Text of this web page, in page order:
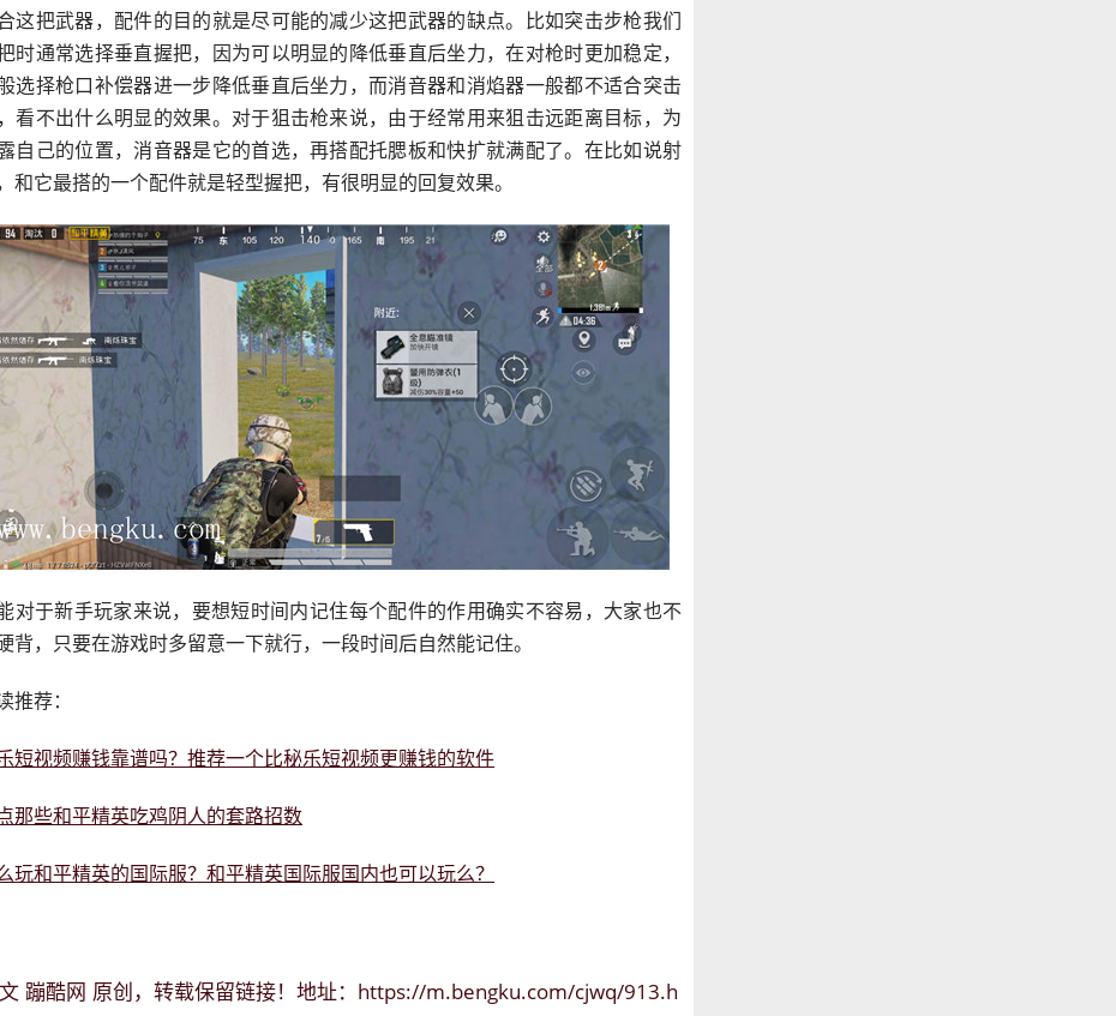
这把武器，配件的目的就是尽可能的减少这把武器的缺点。比如突击步枪我们
时通常选择垂直握把，因为可以明显的降低垂直后坐力，在对枪时更加稳定，
选择枪口补偿器进一步降低垂直后坐力，而消音器和消焰器一般都不适合突击
看不出什么明显的效果。对于狙击枪来说，由于经常用来狙击远距离目标，为
自己的位置，消音器是它的首选，再搭配托腮板和快扩就满配了。在比如说射
和它最搭的一个配件就是轻型握把，有很明显的回复效果。
对于新手玩家来说，要想短时间内记住每个配件的作用确实不容易，大家也不
背，只要在游戏时多留意一下就行，一段时间后自然能记住。
推荐：
短视频赚钱靠谱吗？推荐一个比秘乐短视频更赚钱的软件
那些和平精英吃鸡阴人的套路招数
玩和平精英的国际服？和平精英国际服国内也可以玩么？
蹦酷网 原创，转载保留链接！地址： https://m.bengku.com/cjwq/913.h